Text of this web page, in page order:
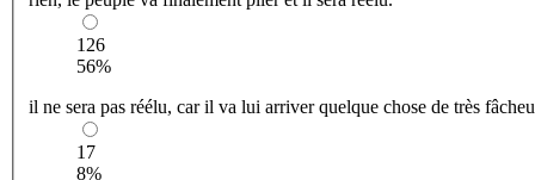
126
56%
il ne sera pas réélu, car il va lui arriver quelque chose de très
17
8%